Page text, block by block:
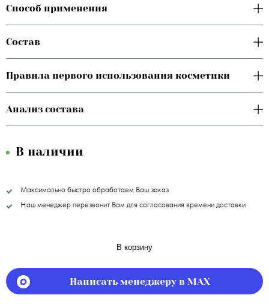
Способ применения
Состав
Правила первого использования косметики
Анализ состава
В наличии
Максимально быстро обработаем Ваш заказ
Наш менеджер перезвонит Вам для согласования времени доставки
В корзину
Написать менеджеру в MAX